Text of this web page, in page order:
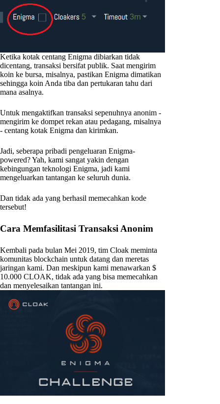
Ketika kotak centang Enigma dibiarkan tidak
dicentang, transaksi bersifat publik. Saat mengirim
koin ke bursa, misalnya, pastikan Enigma dimatikan
sehingga koin Anda tiba dan pertukaran tahu dari
mana asalnya.
Untuk mengaktifkan transaksi sepenuhnya anonim -
mengirim ke dompet rekan atau pedagang, misalnya
- centang kotak Enigma dan kirimkan.
Jadi, seberapa pribadi pengeluaran Enigma-
powered? Yah, kami sangat yakin dengan
kebingungan teknologi Enigma, jadi kami
mengeluarkan tantangan ke seluruh dunia.
Dan tidak ada yang berhasil memecahkan kode
tersebut!
Cara Memfasilitasi Transaksi Anonim
Kembali pada bulan Mei 2019, tim Cloak meminta
komunitas blockchain untuk datang dan meretas
jaringan kami. Dan meskipun kami menawarkan $
10.000 CLOAK, tidak ada yang bisa memecahkan
dan menyelesaikan tantangan ini.